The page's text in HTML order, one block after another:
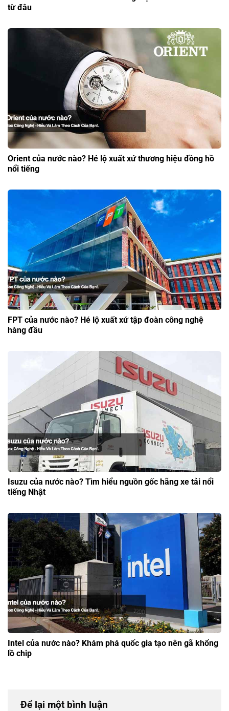
từ đâu
Orient của nước nào? Hé lộ xuất xứ thương hiệu đồng hồ
nổi tiếng
FPT của nước nào? Hé lộ xuất xứ tập đoàn công nghệ
hàng đầu
Isuzu của nước nào? Tìm hiểu nguồn gốc hãng xe tải nổi
tiếng Nhật
Intel của nước nào? Khám phá quốc gia tạo nên gã khổng
lồ chip
Để lại một bình luận